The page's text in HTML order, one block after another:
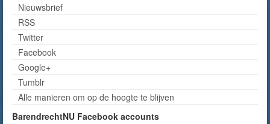
Nieuwsbrief
RSS
Twitter
Facebook
Google+
Tumblr
Alle manieren om op de hoogte te blijven
BarendrechtNU Facebook accounts